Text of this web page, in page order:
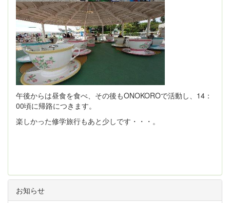
午後からは昼食を食べ、その後もONOKOROで活動し、14：
00頃に帰路につきます。
楽しかった修学旅行もあと少しです・・・。
お知らせ